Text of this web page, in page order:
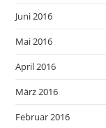
Juni 2016
Mai 2016
April 2016
März 2016
Februar 2016